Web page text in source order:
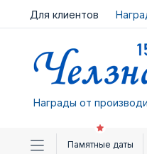
Для клиентов
Награды от
Памятные даты